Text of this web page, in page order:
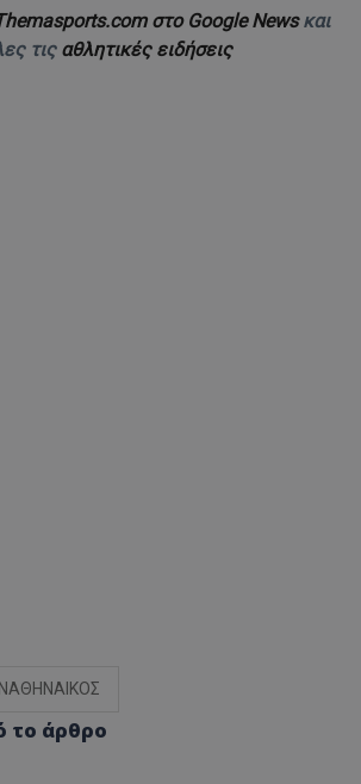
στο Google Newsκαι
τις αθλητικές ειδήσεις
το άρθρο